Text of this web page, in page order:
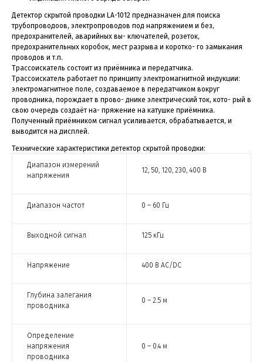
Детектор скрытой проводки LA-1012 предназначен для поиска
трубопроводоов, электропроводов под напряжением и без,
предохранителей, аварийных вы- ключателей, розеток,
предохранительных коробок, мест разрыва и коротко- го замыкания
проводов и т.п.
Трассоискатель состоит из приёмника и передатчика.
Трассоискатель работает по принципу электромагнитной индукции:
электромагнитное поле, создаваемое в передатчиком вокруг
проводника, порождает в прово- днике электрический ток, кото- рый в
свою очередь создаёт на- пряжение на катушке приёмника.
Полученный приёмником сигнал усиливается, обрабатывается, и
выводится на дисплей.
Технические характеристики детектор скрытой проводки:
Диапазон измерений
напряжения
12, 50, 120, 230, 400 В
Диапазон частот 0 – 60 Гц
Выходной сигнал 125 кГц
Напряжение 400 В AC/DC
Глубина залегания
проводника
0 – 2.5 м
Определение
напряжения
проводника
0 – 0.4 м